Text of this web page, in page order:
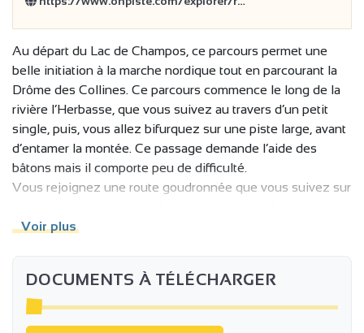
Au départ du Lac de Champos, ce parcours permet une
belle initiation à la marche nordique tout en parcourant la
Drôme des Collines. Ce parcours commence le long de la
rivière l’Herbasse, que vous suivez au travers d’un petit
single, puis, vous allez bifurquez sur une piste large, avant
d’entamer la montée. Ce passage demande l’aide des
bâtons mais il comporte peu de difficulté.
Vous rejoignez une route goudronnée que vous suivez sur
technique qui vous ramène au Domaine du Lac de
Voir plus
DOCUMENTS À TÉLÉCHARGER